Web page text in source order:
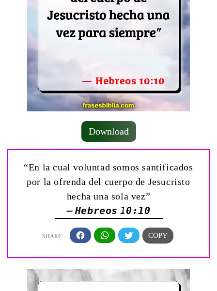
Download
“En la cual voluntad somos santificados
por la ofrenda del cuerpo de Jesucristo
hecha una sola vez”
— Hebreos 10:10